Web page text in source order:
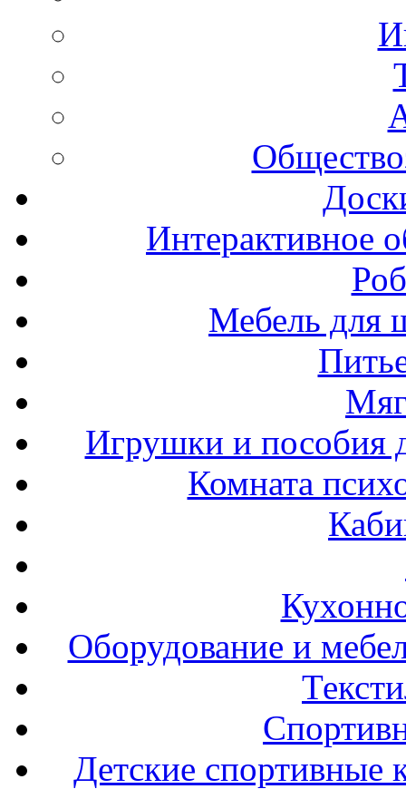
Интерактивное
Мебель для
Игрушки и пособия
Комната
Оборудование и
Детские спортивные